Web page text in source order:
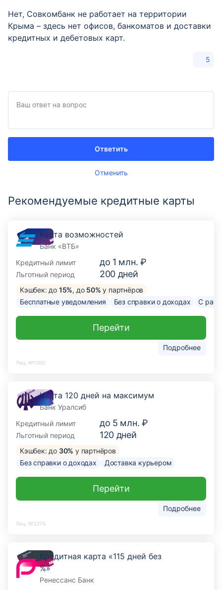
Нет, Совкомбанк не работает на территории
Крыма – здесь нет офисов, банкоматов и доставки
кредитных и дебетовых карт.
5
Отменить
Ответить
Рекомендуемые кредитные карты
Карта возможностей
Банк «ВТБ»
Кредитный лимит
до 1 млн. ₽
Льготный период 200 дней
Кэшбек: до 15%, до 50% у партнёров
Бесплатные уведомления
Без справки о доходах С
Подробнее
Перейти
Лиц. №1000
Карта 120 дней на максимум
Банк Уралсиб
Кредитный лимит
до 5 млн. ₽
Льготный период 120 дней
Кэшбек: до 30% у партнёров
Без справки о доходах
Доставка курьером
Подробнее
Перейти
Лиц. №2275
Кредитная карта «115 дней без
%»
Ренессанс Банк